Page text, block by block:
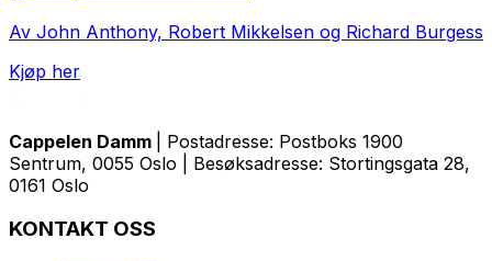
Av John Anthony, Robert Mikkelsen og Richard Burgess
Kjøp her
Cappelen Damm
| Postadresse: Postboks 1900
Sentrum, 0055 Oslo | Besøksadresse: Stortingsgata 28,
0161 Oslo
KONTAKT OSS